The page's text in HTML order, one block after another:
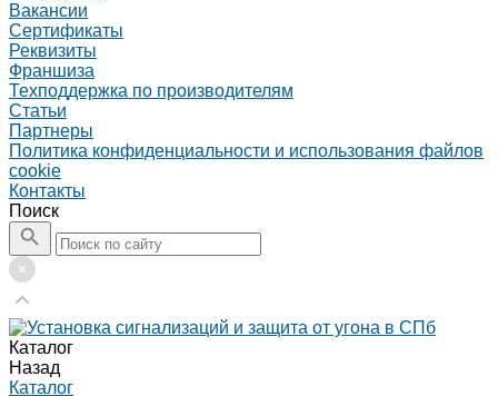
Вакансии
Сертификаты
Реквизиты
Франшиза
Техподдержка по производителям
Статьи
Партнеры
Политика конфиденциальности и использования файлов
cookie
Контакты
Поиск
Каталог
Назад
Каталог